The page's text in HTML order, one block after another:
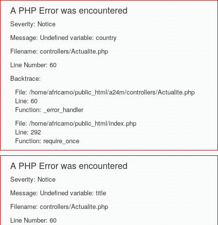
A PHP Error was encountered
Severity: Notice
Message: Undefined variable: country
Filename: controllers/Actualite.php
Line Number: 60
Backtrace:
File: /home/africamo/public_html/a24m/controllers/Actualite.php
Line: 60
Function: _error_handler
File: /home/africamo/public_html/index.php
Line: 292
Function: require_once
A PHP Error was encountered
Severity: Notice
Message: Undefined variable: title
Filename: controllers/Actualite.php
Line Number: 60